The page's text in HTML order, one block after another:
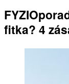
fitka? 4